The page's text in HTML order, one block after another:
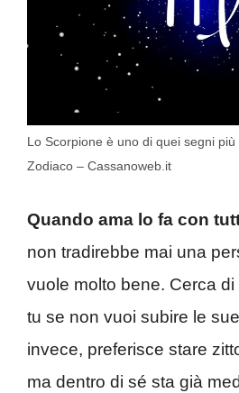
Lo Scorpione è uno di quei segni
Zodiaco – Cassanoweb.it
Quando ama lo fa con
non tradirebbe mai una
vuole molto bene. Cerca
tu se non vuoi subire le
invece, preferisce stare
ma dentro di sé sta già